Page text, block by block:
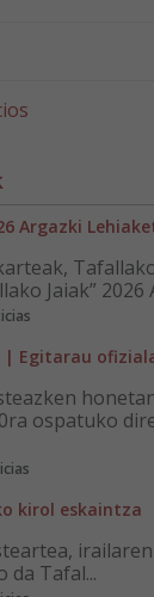
Argazki
Jaiak” 2026
| Egitarau
ospatuko
kirol eskaintza
da Tafal...